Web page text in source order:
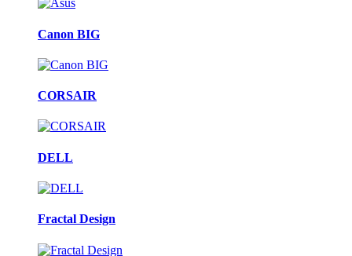
Canon BIG
CORSAIR
DELL
Fractal Design